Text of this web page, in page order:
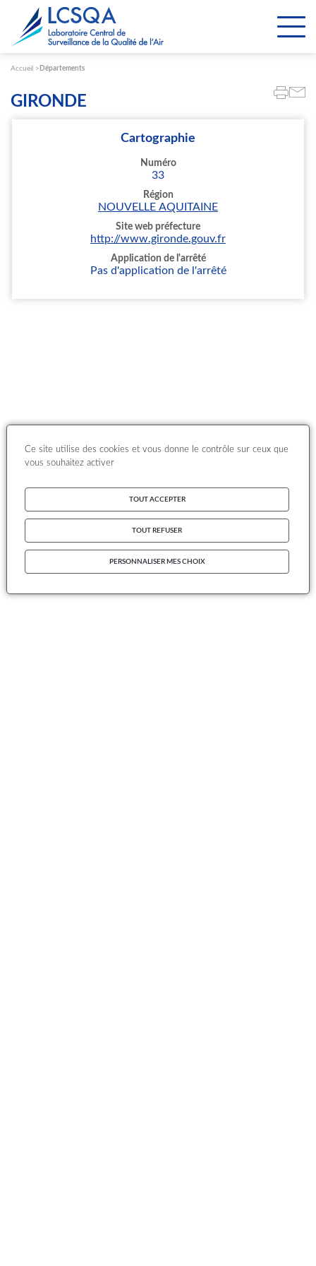
Accueil Départements
GIRONDE
Cartographie
Numéro
33
Région
NOUVELLE AQUITAINE
Site web préfecture
http://www.gironde.gouv.fr
Application de l'arrêté
Pas d'application de l'arrêté
Paramétrer les cookies
Ce site utilise des cookies et vous donne le contrôle sur ceux que
vous souhaitez activer
TOUT ACCEPTER
TOUT REFUSER
PERSONNALISER MES CHOIX